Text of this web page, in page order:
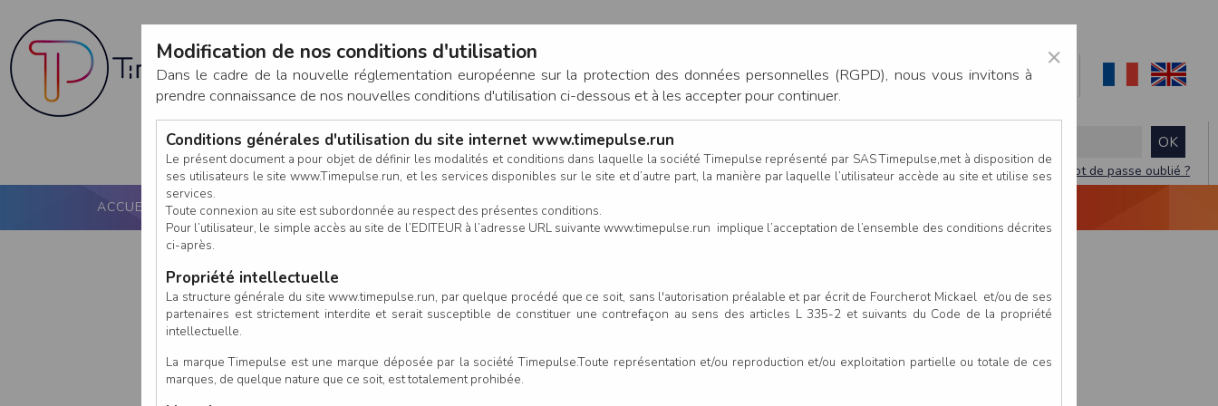
CONNEXION
Mot de passe oublié ?
ACCUEIL PUCE ACTIVE NOS SERVICES CALENDRIER RÉSULTATS
×
Modification de nos conditions d'utilisation
Dans le cadre de la nouvelle réglementation européenne sur la protection des données personnelles (RGPD), nous vous invitons à
prendre connaissance de nos nouvelles conditions d'utilisation ci-dessous et à les accepter pour continuer.
Conditions générales d'utilisation du site internet www.timepulse.run
Le présent document a pour objet de définir les modalités et conditions dans laquelle la société Timepulse représenté par SAS Timepulse,met à disposition de
ses utilisateurs le site www.Timepulse.run, et les services disponibles sur le site et d’autre part, la manière par laquelle l’utilisateur accède au site et utilise ses
services.
Toute connexion au site est subordonnée au respect des présentes conditions.
Pour l’utilisateur, le simple accès au site de l’EDITEUR à l’adresse URL suivante www.timepulse.run implique l’acceptation de l’ensemble des conditions décrites
ci-après.
Propriété intellectuelle
La structure générale du site www.timepulse.run, par quelque procédé que ce soit, sans l'autorisation préalable et par écrit de Fourcherot Mickael et/ou de ses
partenaires est strictement interdite et serait susceptible de constituer une contrefaçon au sens des articles L 335-2 et suivants du Code de la propriété
intellectuelle.
La marque Timepulse est une marque déposée par la société Timepulse.Toute représentation et/ou reproduction et/ou exploitation partielle ou totale de ces
marques, de quelque nature que ce soit, est totalement prohibée.